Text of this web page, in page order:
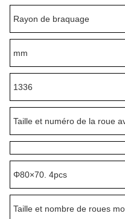
Rayon de braquage
mm
1336
Taille et numéro de la roue
Φ80×70. 4pcs
Taille et nombre de roues